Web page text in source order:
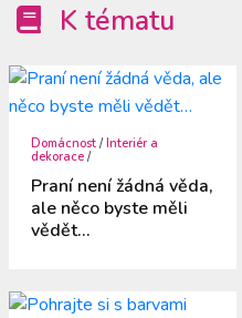
K tématu
Domácnost /Interiér a
dekorace /
Praní není žádná věda,
ale něco byste měli
vědět…